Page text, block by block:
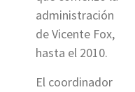
administración
de Vicente Fox,
hasta el 2010.
El coordinador